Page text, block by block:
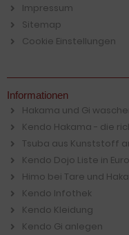
Impressum
Sitemap
Cookie Einstellungen
Informationen
Hakama und Gi
Kendo Hakama - die
Tsuba aus Kunststoff
Kendo Dojo Liste in
Himo bei Tare und
Kendo Infothek
Kendo Kleidung
Kendo Gi anlegen